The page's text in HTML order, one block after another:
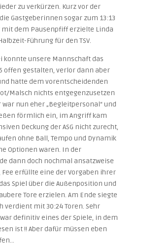
zu verkürzen. Kurz vor der
Gastgeberinnen sogar zum 13:13
mit dem Pausenpfiff erzielte Linda
Führung für den TSV.
konnte unsere Mannschaft das
offen gestalten, verlor dann aber
hatte dem vorentscheidenden
Malsch nichts entgegenzusetzen
war nun eher „Begleitpersonal“ und
förmlich ein, im Angriff kam
Deckung der ASG nicht zurecht,
ohne Ball, Tempo und Dynamik
Optionen waren. In der
dann doch nochmal ansatzweise
Fee erfüllte eine der Vorgaben ihrer
Spiel über die Außenposition und
Tore erzielen. Am Ende siegte
verdient mit 30:24 Toren. Sehr
definitiv eines der Spiele, in dem
ist !! Aber dafür müssen eben